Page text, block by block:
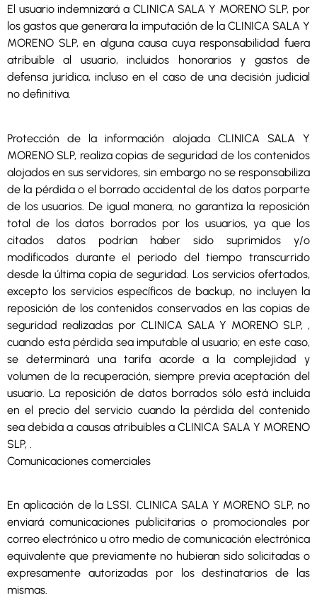
El usuario indemnizará a CLINICA SALA Y MORENO SLP, por
los gastos que generara la imputación de la CLINICA SALA Y
MORENO SLP, en alguna causa cuya responsabilidad fuera
atribuible al usuario, incluidos honorarios y gastos de
defensa jurídica, incluso en el caso de una decisión judicial
no definitiva.
Protección de la información alojada CLINICA SALA Y
MORENO SLP, realiza copias de seguridad de los contenidos
alojados en sus servidores, sin embargo no se responsabiliza
de la pérdida o el borrado accidental de los datos porparte
de los usuarios. De igual manera, no garantiza la reposición
total de los datos borrados por los usuarios, ya que los
citados datos podrían haber sido suprimidos y/o
modificados durante el periodo del tiempo transcurrido
desde la última copia de seguridad. Los servicios ofertados,
excepto los servicios específicos de backup, no incluyen la
reposición de los contenidos conservados en las copias de
seguridad realizadas por CLINICA SALA Y MORENO SLP, ,
cuando esta pérdida sea imputable al usuario; en este caso,
se determinará una tarifa acorde a la complejidad y
volumen de la recuperación, siempre previa aceptación del
usuario. La reposición de datos borrados sólo está incluida
en el precio del servicio cuando la pérdida del contenido
sea debida a causas atribuibles a CLINICA SALA Y MORENO
SLP, .
Comunicaciones comerciales
En aplicación de la LSSI. CLINICA SALA Y MORENO SLP, no
enviará comunicaciones publicitarias o promocionales por
correo electrónico u otro medio de comunicación electrónica
equivalente que previamente no hubieran sido solicitadas o
expresamente autorizadas por los destinatarios de las
mismas.